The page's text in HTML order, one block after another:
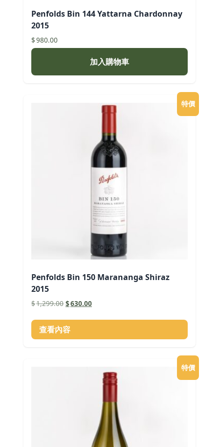
Penfolds Bin 144 Yattarna Chardonnay
2015
$980.00
加入購物車
特價
Penfolds Bin 150 Marananga Shiraz
2015
$1,299.00 原
價
格：
$1,299.00。
$630.00目
價
$630.00。
查看內容
特價